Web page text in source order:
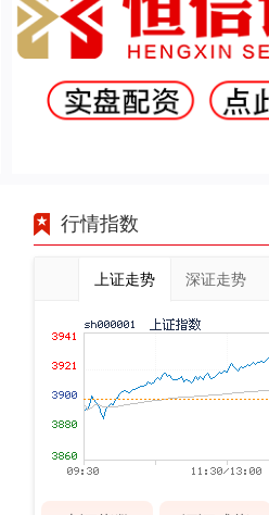
行情指数
上证走势 深证走势